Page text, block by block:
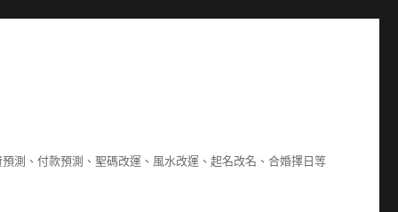
測、付款預測、聖碼改運、風水改運、起名改名、合婚擇日等